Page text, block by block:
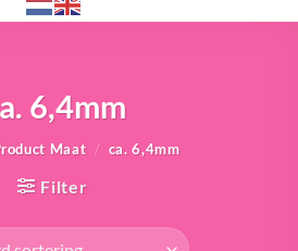
6,4mm
Maat / ca. 6,4mm
Filter